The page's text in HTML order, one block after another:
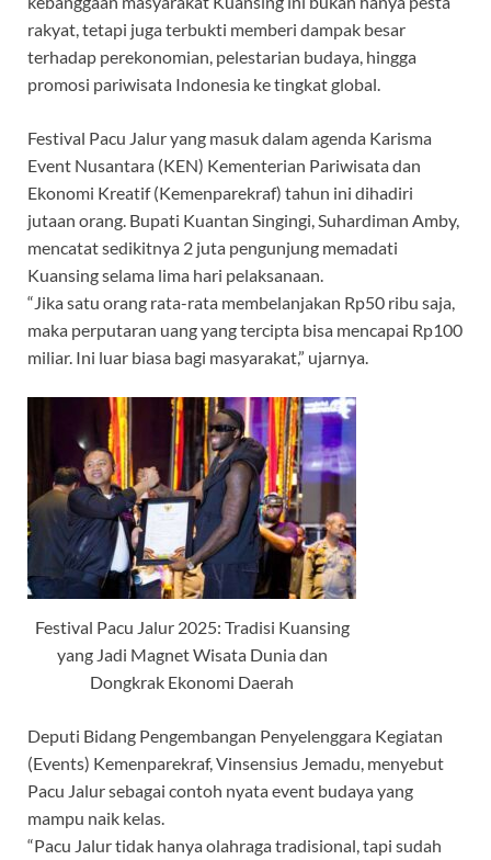
rakyat, tetapi juga terbukti memberi dampak besar
terhadap perekonomian, pelestarian budaya, hingga
promosi pariwisata Indonesia ke tingkat global.
Festival Pacu Jalur yang masuk dalam agenda Karisma
Event Nusantara (KEN) Kementerian Pariwisata dan
Ekonomi Kreatif (Kemenparekraf) tahun ini dihadiri
jutaan orang. Bupati Kuantan Singingi, Suhardiman Amby,
mencatat sedikitnya 2 juta pengunjung memadati
Kuansing selama lima hari pelaksanaan.
“Jika satu orang rata-rata membelanjakan Rp50 ribu saja,
maka perputaran uang yang tercipta bisa mencapai Rp100
miliar. Ini luar biasa bagi masyarakat,” ujarnya.
Festival Pacu Jalur 2025: Tradisi Kuansing
yang Jadi Magnet Wisata Dunia dan
Dongkrak Ekonomi Daerah
Deputi Bidang Pengembangan Penyelenggara Kegiatan
(Events) Kemenparekraf, Vinsensius Jemadu, menyebut
Pacu Jalur sebagai contoh nyata event budaya yang
mampu naik kelas.
“Pacu Jalur tidak hanya olahraga tradisional, tapi sudah